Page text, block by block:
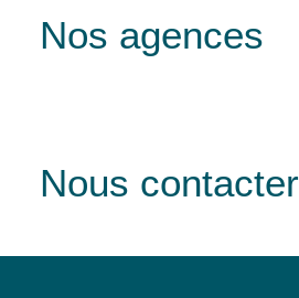
Nos agences
Nous contacter